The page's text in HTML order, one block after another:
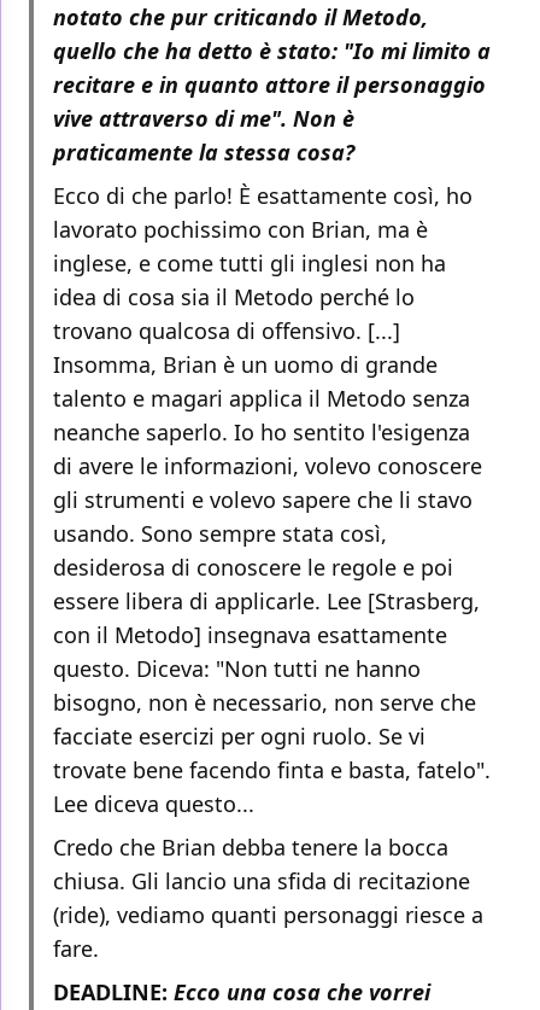
notato che pur criticando il Metodo,
quello che ha detto è stato: "Io mi limito a
recitare e in quanto attore il personaggio
vive attraverso di me". Non è
praticamente la stessa cosa?
Ecco di che parlo! È esattamente così, ho
lavorato pochissimo con Brian, ma è
inglese, e come tutti gli inglesi non ha
idea di cosa sia il Metodo perché lo
trovano qualcosa di offensivo. [...]
Insomma, Brian è un uomo di grande
talento e magari applica il Metodo senza
neanche saperlo. Io ho sentito l'esigenza
di avere le informazioni, volevo conoscere
gli strumenti e volevo sapere che li stavo
usando. Sono sempre stata così,
desiderosa di conoscere le regole e poi
essere libera di applicarle. Lee [Strasberg,
con il Metodo] insegnava esattamente
questo. Diceva: "Non tutti ne hanno
bisogno, non è necessario, non serve che
facciate esercizi per ogni ruolo. Se vi
trovate bene facendo finta e basta, fatelo".
Lee diceva questo...
Credo che Brian debba tenere la bocca
chiusa. Gli lancio una sfida di recitazione
(ride), vediamo quanti personaggi riesce a
fare.
DEADLINE: Ecco una cosa che vorrei